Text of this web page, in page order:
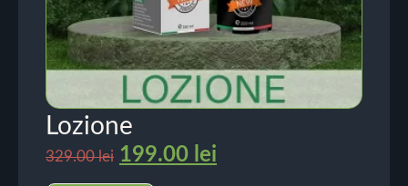
Lozione
329.00lei 199.00 lei